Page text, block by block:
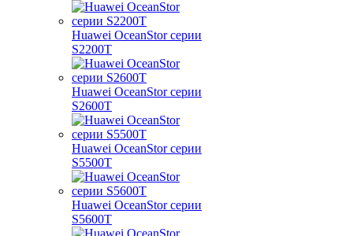
Huawei OceanStor серии
S2200T
Huawei OceanStor серии
S2600T
Huawei OceanStor серии
S5500T
Huawei OceanStor серии
S5600T